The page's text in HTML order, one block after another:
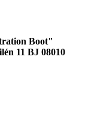
Boot"
11 BJ 08010